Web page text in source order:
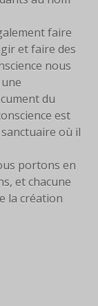
faire
et faire des
nous
du
est
où il
portons en
et chacune
la création